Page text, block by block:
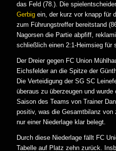
das Feld (78.). Die
Gerbigein, der kurz vor knapp für
zum Führungstreffer bereitstand
Nagorsen die Partie abpfiff,
schließlich einen 2:1-Heimsieg für
Der Dreier gegen FC Union
Eichsfelder an die Spitze der
Die Verteidigung der SG SC
überaus zu überzeugen und
Saison des Teams von Trainer
positiv, was die Gesamtbilanz von
nur einer Niederlage klar belegt.
Durch diese Niederlage fällt FC
Tabelle auf Platz zehn zurück.